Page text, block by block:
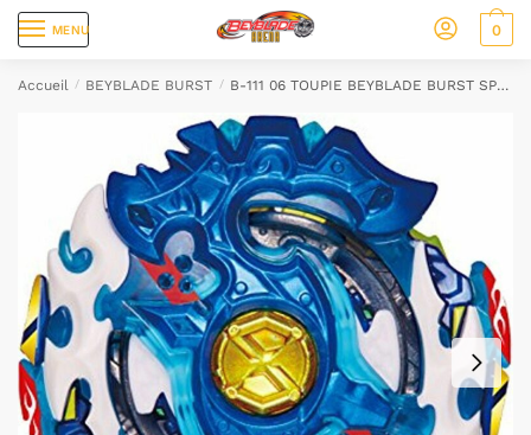
MENU 0
Accueil / BEYBLADE BURST / B-111 06 TOUPIE BEYBLADE BURST SPRIGAN REQUIEM